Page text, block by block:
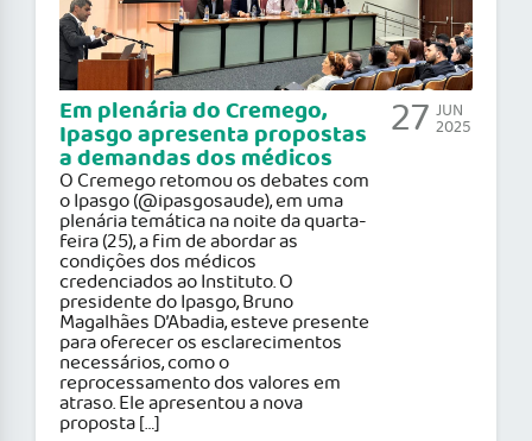
Em plenária do Cremego,
Ipasgo apresenta propostas
a demandas dos médicos
O Cremego retomou os debates com
o Ipasgo (@ipasgosaude), em uma
plenária temática na noite da quarta-
feira (25), a fim de abordar as
condições dos médicos
credenciados ao Instituto. O
presidente do Ipasgo, Bruno
Magalhães D’Abadia, esteve presente
para oferecer os esclarecimentos
necessários, como o
reprocessamento dos valores em
atraso. Ele apresentou a nova
proposta […]
27 JUN
2025